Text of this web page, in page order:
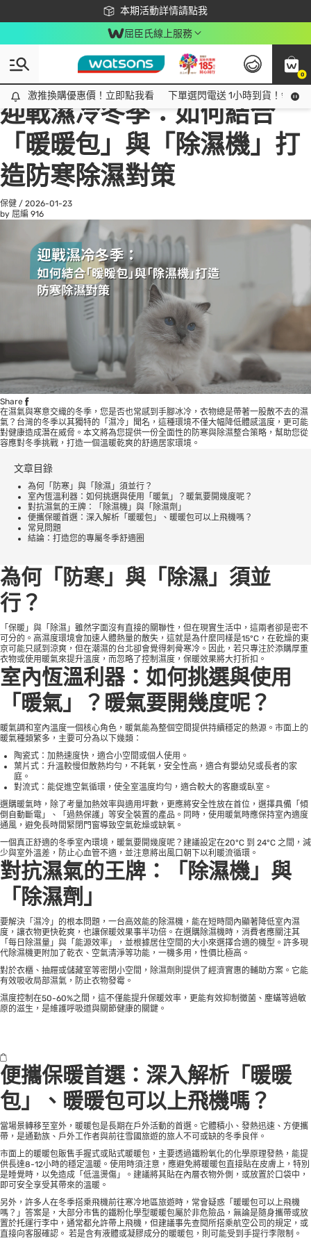
本期活動詳情請點我
下載app最高回饋$350
屈臣氏線上服務
0
激推換購優惠價！立即點我看
激推換購優惠價！立即點我看 下單選閃電送 1小時到貨！領神
All
話題趨勢
迎戰濕冷冬季：如何結合
「暖暖包」與「除濕機」打
造防寒除濕對策
保健 / 2026-01-23
by 屈編 916
Share
在濕氣與寒意交織的冬季，您是否也常感到手腳冰冷，衣物總是帶著一股散不去的濕
氣？台灣的冬季以其獨特的「濕冷」聞名，這種環境不僅大幅降低體感溫度，更可能
對健康造成潛在威脅。本文將為您提供一份全面性的防寒與除濕整合策略，幫助您從
容應對冬季挑戰，打造一個溫暖乾爽的舒適居家環境。
文章目錄
為何「防寒」與「除濕」須並行？
室內恆溫利器：如何挑選與使用「暖氣」？暖氣要開幾度呢？
對抗濕氣的王牌：「除濕機」與「除濕劑」
便攜保暖首選：深入解析「暖暖包」、暖暖包可以上飛機嗎？
常見問題
結論：打造您的專屬冬季舒適圈
為何「防寒」與「除濕」須並
行？
「保暖」與「除濕」雖然字面沒有直接的關聯性，但在現實生活中，這兩者卻是密不
可分的。高濕度環境會加速人體熱量的散失，這就是為什麼同樣是15°C，在乾燥的東
京可能只感到涼爽，但在潮濕的台北卻會覺得刺骨寒冷。因此，若只專注於添購厚重
衣物或使用暖氣來提升溫度，而忽略了控制濕度，保暖效果將大打折扣。
室內恆溫利器：如何挑選與使用
「暖氣」？暖氣要開幾度呢？
暖氣調和室內溫度一個核心角色，暖氣能為整個空間提供持續穩定的熱源。市面上的
暖氣種類繁多，主要可分為以下幾類：
陶瓷式：加熱速度快，適合小空間或個人使用。
葉片式：升溫較慢但散熱均勻，不耗氧，安全性高，適合有嬰幼兒或長者的家
庭。
對流式：能促進空氣循環，使全室溫度均勻，適合較大的客廳或臥室。
選購暖氣時，除了考量加熱效率與適用坪數，更應將安全性放在首位，選擇具備「傾
倒自動斷電」、「過熱保護」等安全裝置的產品。同時，使用暖氣時應保持室內適度
通風，避免長時間緊閉門窗導致空氣乾燥或缺氧。
一個真正舒適的冬季室內環境，暖氣要開幾度呢？建議設定在20°C 到 24°C 之間，減
少與室外溫差，防止心血管不適，並注意將出風口朝下以利暖流循環。
對抗濕氣的王牌：「除濕機」與
「除濕劑」
要解決「濕冷」的根本問題，一台高效能的除濕機，能在短時間內顯著降低室內濕
度，讓衣物更快乾爽，也讓保暖效果事半功倍。在選購除濕機時，消費者應關注其
「每日除濕量」與「能源效率」，並根據居住空間的大小來選擇合適的機型。許多現
代除濕機更附加了乾衣、空氣清淨等功能，一機多用，性價比極高。
對於衣櫃、抽屜或儲藏室等密閉小空間，除濕劑則提供了經濟實惠的輔助方案。它能
有效吸收局部濕氣，防止衣物發霉。
濕度控制在50-60%之間，這不僅能提升保暖效率，更能有效抑制黴菌、塵蟎等過敏
原的滋生，是維護呼吸道與關節健康的關鍵。
便攜保暖首選：深入解析「暖暖
包」、暖暖包可以上飛機嗎？
當場景轉移至室外，暖暖包是長期在戶外活動的首選。它體積小、發熱迅速、方便攜
帶，是通勤族、戶外工作者與前往雪國旅遊的旅人不可或缺的冬季良伴。
市面上的暖暖包販售手握式或貼式暖暖包，主要透過鐵粉氧化的化學原理發熱，能提
供長達8-12小時的穩定溫暖。使用時須注意，應避免將暖暖包直接貼在皮膚上，特別
是睡覺時，以免造成「低溫燙傷」。建議將其貼在內層衣物外側，或放置於口袋中，
即可安全享受其帶來的溫暖。
另外，許多人在冬季搭乘飛機前往寒冷地區旅遊時，常會疑惑「暖暖包可以上飛機
嗎？」答案是，大部分市售的鐵粉化學型暖暖包屬於非危險品，無論是隨身攜帶或放
置於托運行李中，通常都允許帶上飛機，但建議事先查閱所搭乘航空公司的規定，或
直接向客服確認。 若是含有液體或凝膠成分的暖暖包，則可能受到手提行李限制。